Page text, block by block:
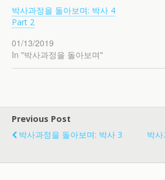
박사과정을 돌아보며: 박사 4
Part 2
01/13/2019
In "박사과정을 돌아보며"
Previous Post
박사과정을 돌아보며: 박사 3
박